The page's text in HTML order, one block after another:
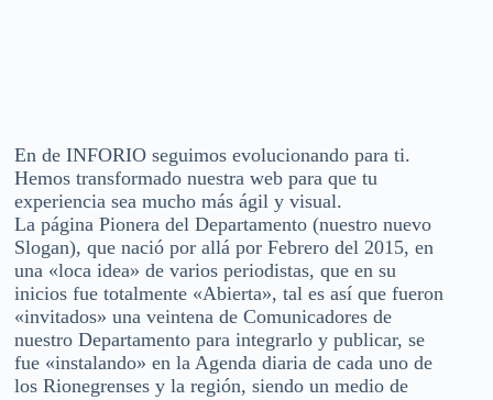
En de INFORIO seguimos evolucionando para ti.
Hemos transformado nuestra web para que tu
experiencia sea mucho más ágil y visual.
La página Pionera del Departamento (nuestro nuevo
Slogan), que nació por allá por Febrero del 2015, en
una «loca idea» de varios periodistas, que en su
inicios fue totalmente «Abierta», tal es así que fueron
«invitados» una veintena de Comunicadores de
nuestro Departamento para integrarlo y publicar, se
fue «instalando» en la Agenda diaria de cada uno de
los Rionegrenses y la región, siendo un medio de